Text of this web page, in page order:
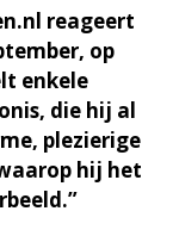
reageert
op
enkele
die hij al
plezierige
hij het